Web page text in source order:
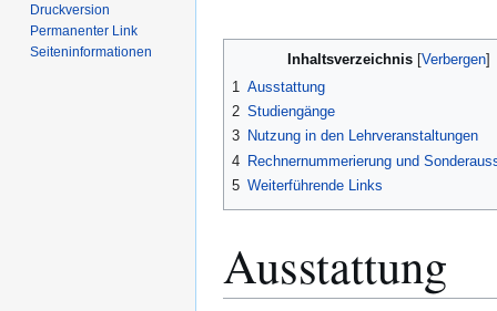
Inhaltsverzeichnis
1 Ausstattung
2 Studiengänge
3 Nutzung in den Lehrveranstaltungen
4 Rechnernummerierung und
5 Weiterführende Links
Ausstattung
Druckversion
Permanenter Link
Seiten­­informationen